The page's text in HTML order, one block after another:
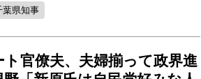
葉県知事
官僚夫、夫婦揃って政界進